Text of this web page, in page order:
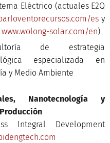
Eléctrico (actuales E2Q
esy
www.wolong-solar.com/en)
de estrategia
especializada en
y Medio Ambiente
Nanotecnología y
Integral Development